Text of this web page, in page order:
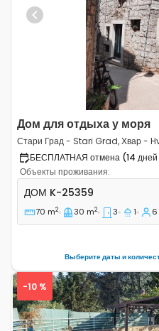
Previous
Дом для отдыха у моря
Стари Град - Stari Grad, Хвар -
БЕСПЛАТНАЯ отмена (14 дней
Объекты проживания:
Трёхкомнатный дом
ДОМ K-25359
70 m2 30 m2 3 1 6
Выберите даты и
-10 %